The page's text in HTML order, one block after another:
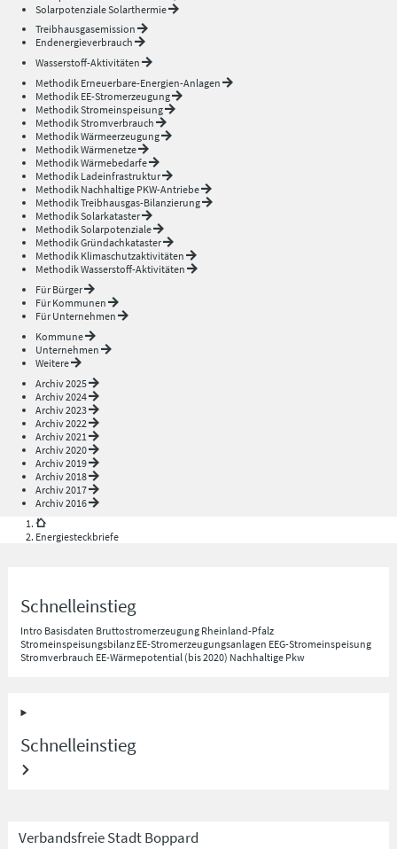
Solarpotenziale Solarthermie
Treibhausgasemission
Endenergieverbrauch
Wasserstoff-Aktivitäten
Methodik Erneuerbare-Energien-Anlagen
Methodik EE-Stromerzeugung
Methodik Stromeinspeisung
Methodik Stromverbrauch
Methodik Wärmeerzeugung
Methodik Wärmenetze
Methodik Wärmebedarfe
Methodik Ladeinfrastruktur
Methodik Nachhaltige PKW-Antriebe
Methodik Treibhausgas-Bilanzierung
Methodik Solarkataster
Methodik Solarpotenziale
Methodik Gründachkataster
Methodik Klimaschutzaktivitäten
Methodik Wasserstoff-Aktivitäten
Für Bürger
Für Kommunen
Für Unternehmen
Kommune
Unternehmen
Weitere
Archiv 2025
Archiv 2024
Archiv 2023
Archiv 2022
Archiv 2021
Archiv 2020
Archiv 2019
Archiv 2018
Archiv 2017
Archiv 2016
Energiesteckbriefe
Schnelleinstieg
Intro Basisdaten Bruttostromerzeugung Rheinland-Pfalz
Stromeinspeisungsbilanz EE-Stromerzeugungsanlagen EEG-Stromeinspeisung
Stromverbrauch EE-Wärmepotential (bis 2020) Nachhaltige Pkw
Schnelleinstieg
Verbandsfreie Stadt Boppard